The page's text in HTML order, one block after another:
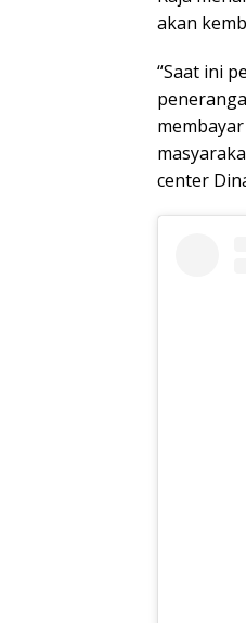
akan
“Saat ini
center